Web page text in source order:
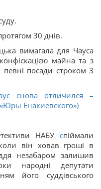
30 днів.
вимагала для Чауса
майна та з
посади строком 3
снова отличился –
Енакиевского»)
НАБУ спіймали
він ховав гроші в
незабаром залишив
народні депутати
його суддівського